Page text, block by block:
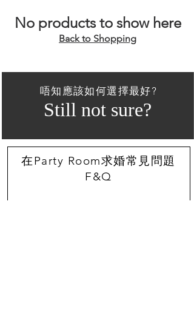
No products to show here
Back to Shopping
唔知應該如何選擇最好?
Still not sure?
在Party Room求婚常見問題
F&Q